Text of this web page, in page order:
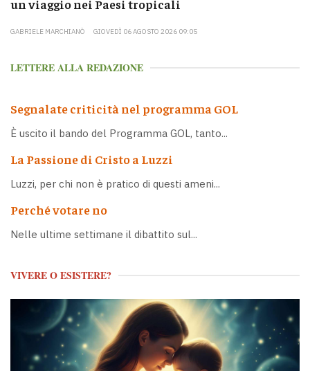
un viaggio nei Paesi tropicali
GABRIELE MARCHIANÒ GIOVEDÌ 06 AGOSTO 2026 09:05
LETTERE ALLA REDAZIONE
Segnalate criticità nel programma GOL
È uscito il bando del Programma GOL, tanto...
La Passione di Cristo a Luzzi
Luzzi, per chi non è pratico di questi ameni...
Perché votare no
Nelle ultime settimane il dibattito sul...
VIVERE O ESISTERE?